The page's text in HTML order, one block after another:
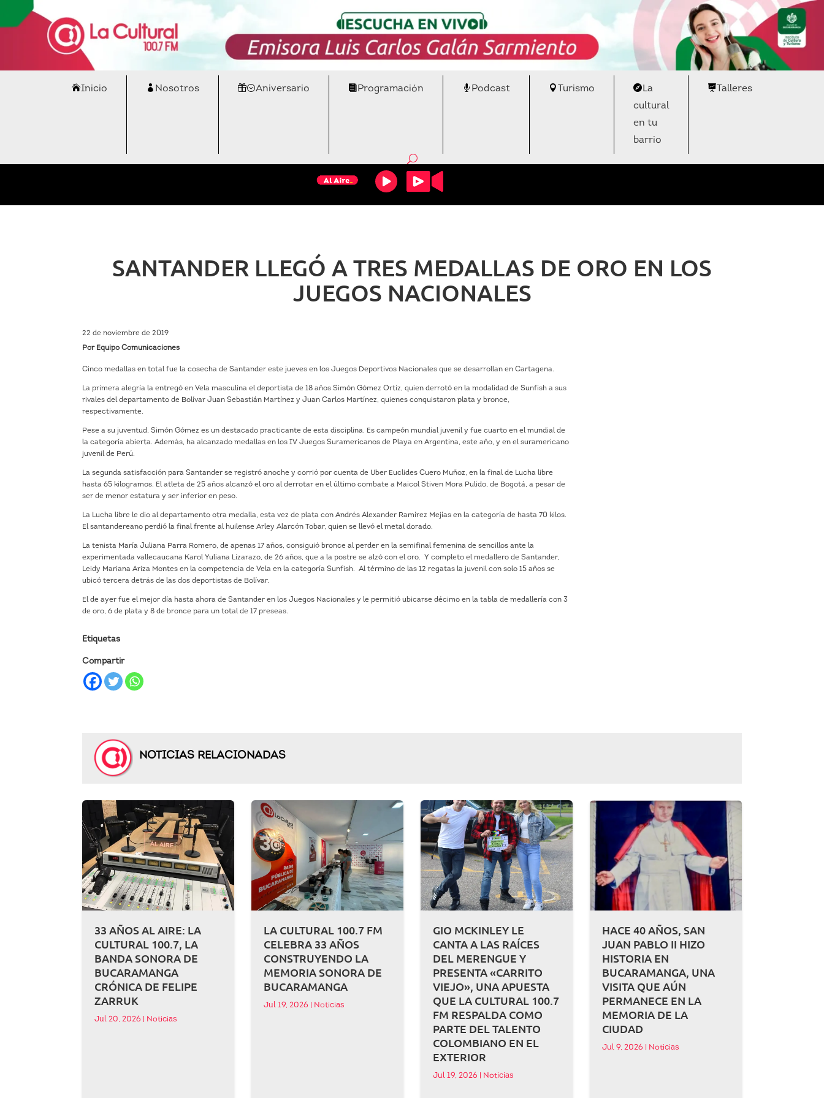
Inicio Nosotros Aniversario Programación Podcast Turismo
La
cultural
en tu
barrio
Talleres
SANTANDER LLEGÓ A TRES MEDALLAS DE ORO EN LOS
JUEGOS NACIONALES
22 de noviembre de 2019
Por Equipo Comunicaciones
Cinco medallas en total fue la cosecha de Santander este jueves en los Juegos Deportivos Nacionales que se desarrollan en Cartagena.
La primera alegría la entregó en Vela masculina el deportista de 18 años Simón Gómez Ortiz, quien derrotó en la modalidad de Sunfish a sus
rivales del departamento de Bolívar Juan Sebastián Martínez y Juan Carlos Martínez, quienes conquistaron plata y bronce,
respectivamente.
Pese a su juventud, Simón Gómez es un destacado practicante de esta disciplina. Es campeón mundial juvenil y fue cuarto en el mundial de
la categoría abierta. Además, ha alcanzado medallas en los IV Juegos Suramericanos de Playa en Argentina, este año, y en el suramericano
juvenil de Perú.
La segunda satisfacción para Santander se registró anoche y corrió por cuenta de Uber Euclides Cuero Muñoz, en la final de Lucha libre
hasta 65 kilogramos. El atleta de 25 años alcanzó el oro al derrotar en el último combate a Maicol Stiven Mora Pulido, de Bogotá, a pesar de
ser de menor estatura y ser inferior en peso.
La Lucha libre le dio al departamento otra medalla, esta vez de plata con Andrés Alexander Ramírez Mejías en la categoría de hasta 70 kilos.
El santandereano perdió la final frente al huilense Arley Alarcón Tobar, quien se llevó el metal dorado.
La tenista María Juliana Parra Romero, de apenas 17 años, consiguió bronce al perder en la semifinal femenina de sencillos ante la
experimentada vallecaucana Karol Yuliana Lizarazo, de 26 años, que a la postre se alzó con el oro. Y completo el medallero de Santander,
Leidy Mariana Ariza Montes en la competencia de Vela en la categoría Sunfish. Al término de las 12 regatas la juvenil con solo 15 años se
ubicó tercera detrás de las dos deportistas de Bolívar.
El de ayer fue el mejor día hasta ahora de Santander en los Juegos Nacionales y le permitió ubicarse décimo en la tabla de medallería con 3
de oro, 6 de plata y 8 de bronce para un total de 17 preseas.
Etiquetas
Compartir
NOTICIAS RELACIONADAS
33 AÑOS AL AIRE: LA
CULTURAL 100.7, LA
BANDA SONORA DE
BUCARAMANGA
CRÓNICA DE FELIPE
ZARRUK
Jul 20, 2026 Noticias
LA CULTURAL 100.7 FM
CELEBRA 33 AÑOS
CONSTRUYENDO LA
MEMORIA SONORA DE
BUCARAMANGA
Jul 19, 2026 Noticias
GIO MCKINLEY LE
CANTA A LAS RAÍCES
DEL MERENGUE Y
PRESENTA «CARRITO
VIEJO», UNA APUESTA
QUE LA CULTURAL 100.7
FM RESPALDA COMO
PARTE DEL TALENTO
COLOMBIANO EN EL
EXTERIOR
Jul 19, 2026 Noticias
HACE 40 AÑOS, SAN
JUAN PABLO II HIZO
HISTORIA EN
BUCARAMANGA, UNA
VISITA QUE AÚN
PERMANECE EN LA
MEMORIA DE LA
CIUDAD
Jul 9, 2026 Noticias